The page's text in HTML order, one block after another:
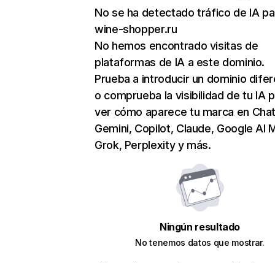
No se ha detectado tráfico de IA
wine-shopper.ru
No hemos encontrado visitas de
plataformas de IA a este dominio.
Prueba a introducir un dominio
o comprueba la visibilidad de tu IA
ver cómo aparece tu marca en
Gemini, Copilot, Claude, Google AI
Grok, Perplexity y más.
Ningún resultado
No tenemos datos que mostrar.